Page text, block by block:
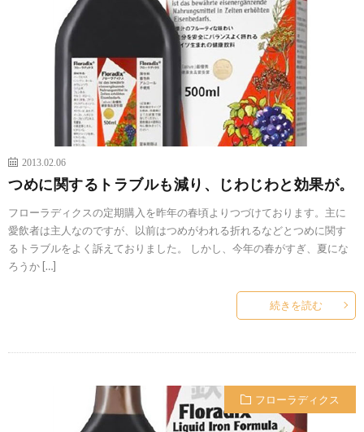
2013.02.06
つめに関するトラブルも減り、じわじわと効果が。
フローラディクスの定期購入を昨年の春頃よりつづけております。主に
愛飲者は主人なのですが、以前はつめがわれる折れるなどとつめに関す
るトラブルをよく訴えておりました。 しかし、今年の春がすぎ、夏にな
ろうか […]
続きを読む
フローラディクス